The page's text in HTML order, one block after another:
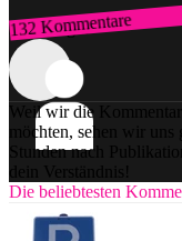
132 Kommentare
Zum Login
Weil wir die
möchten, sehen wir
Stunden nach
dein Verständnis!
Die beliebtesten